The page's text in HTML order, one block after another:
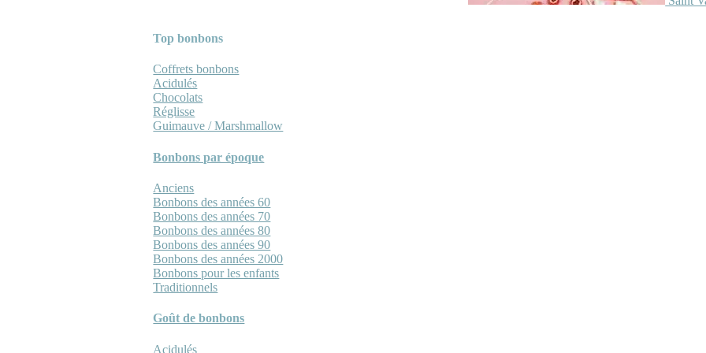
Top bonbons
Coffrets bonbons
Acidulés
Chocolats
Réglisse
Guimauve / Marshmallow
Bonbons par époque
Anciens
Bonbons des années 60
Bonbons des années 70
Bonbons des années 80
Bonbons des années 90
Bonbons des années 2000
Bonbons pour les enfants
Traditionnels
Goût de bonbons
Acidulés